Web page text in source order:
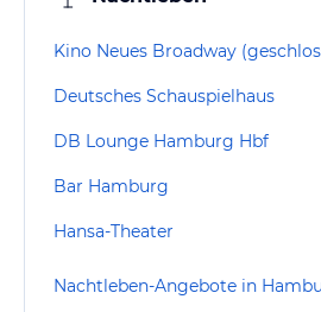
Kino Neues Broadway
Deutsches Schauspielhaus
DB Lounge Hamburg Hbf
Bar Hamburg
Hansa-Theater
Nachtleben-Angebote in